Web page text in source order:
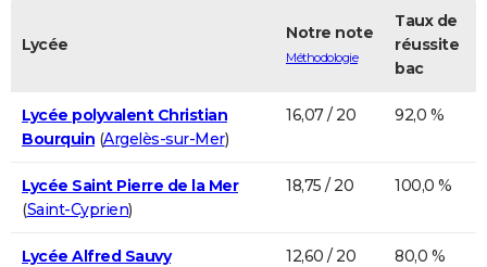
Lycée
Notre note
Méthodologie
Taux de
réussite
bac
Lycée polyvalent Christian
Bourquin (Argelès-sur-Mer)
16,07 / 20 92,0 %
Lycée Saint Pierre de la Mer
(Saint-Cyprien)
18,75 / 20 100,0 %
Lycée Alfred Sauvy
12,60 / 20 80,0 %